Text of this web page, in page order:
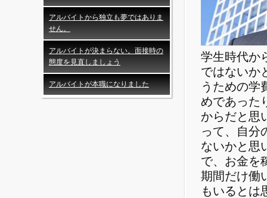
アルバイトから独立も夢ではありま
せん。
アルバイトが決まらない。面接時の
態度を見直しましょう
アルバイトが本職になりました
学生時代か
ではないか
うための学
めであった
からだと思
って、自分
ないかと思
で、お金を
期間だけ働
もいるとは